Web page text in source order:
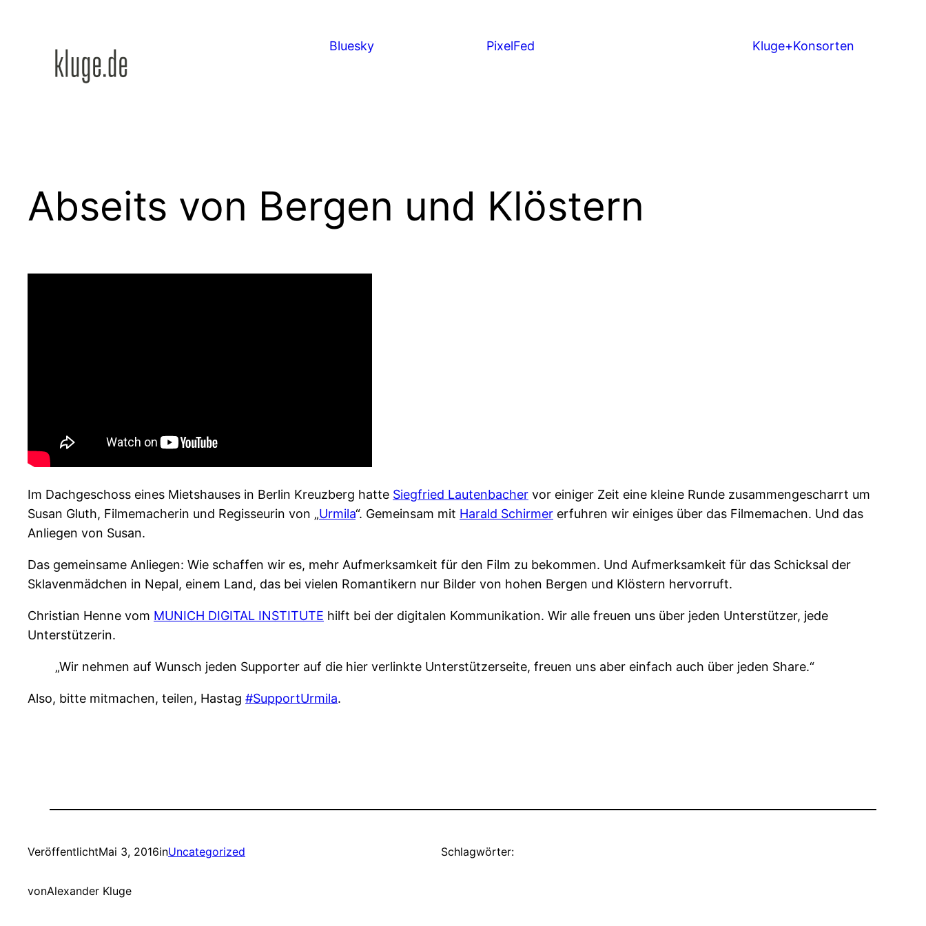
springen
Bluesky PixelFed Kluge+Konsorten
Abseits von Bergen und Klöstern
Im Dachgeschoss eines Mietshauses in Berlin Kreuzberg hatte Siegfried Lautenbacher vor einiger Zeit eine kleine Runde zusammengescharrt um
Susan Gluth, Filmemacherin und Regisseurin von „Urmila“. Gemeinsam mit Harald Schirmer erfuhren wir einiges über das Filmemachen. Und das
Anliegen von Susan.
Das gemeinsame Anliegen: Wie schaffen wir es, mehr Aufmerksamkeit für den Film zu bekommen. Und Aufmerksamkeit für das Schicksal der
Sklavenmädchen in Nepal, einem Land, das bei vielen Romantikern nur Bilder von hohen Bergen und Klöstern hervorruft.
Christian Henne vom MUNICH DIGITAL INSTITUTE hilft bei der digitalen Kommunikation. Wir alle freuen uns über jeden Unterstützer, jede
Unterstützerin.
„Wir nehmen auf Wunsch jeden Supporter auf die hier verlinkte Unterstützerseite, freuen uns aber einfach auch über jeden Share.“
Also, bitte mitmachen, teilen, Hastag #SupportUrmila.
VeröffentlichtMai 3, 2016inUncategorized
vonAlexander Kluge
Schlagwörter: